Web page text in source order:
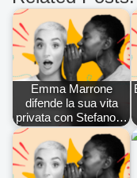
Emma Marrone
difende la sua vita
privata con Stefano…